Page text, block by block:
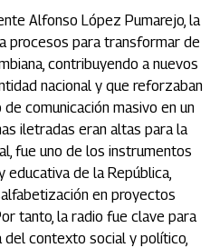
Alfonso López Pumarejo, la
procesos para transformar de
contribuyendo a nuevos
nacional y que reforzaban
comunicación masivo en un
iletradas eran altas para la
fue uno de los instrumentos
educativa de la República,
en proyectos
tanto, la radio fue clave para
del contexto social y político,